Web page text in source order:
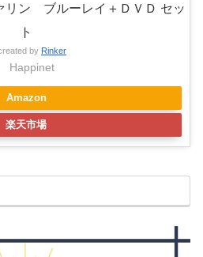
リン ブルーレイ＋ＤＶＤ セッ
ト
by Rinker
Happinet
Amazon
楽天市場